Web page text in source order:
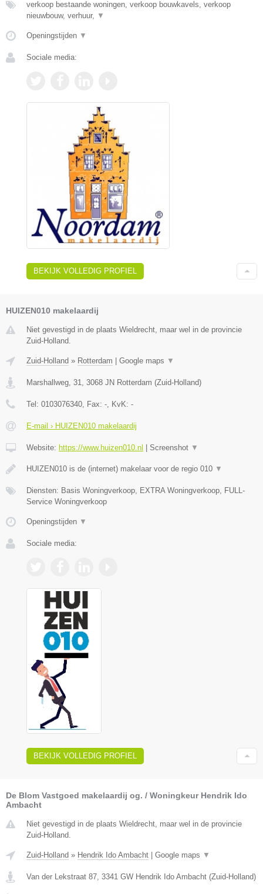
verkoop bestaande woningen, verkoop bouwkavels, verkoop
nieuwbouw, verhuur, ▼
Openingstijden ▼
Sociale media:
BEKIJK VOLLEDIG PROFIEL
HUIZEN010 makelaardij
Niet gevestigd in de plaats Wieldrecht, maar wel in de provincie
Zuid-Holland.
Zuid-Holland » Rotterdam Google maps ▼
Marshallweg, 31, 3068 JN Rotterdam (Zuid-Holland)
Tel: 0103076340, Fax: -, KvK: -
E-mail › HUIZEN010 makelaardij
Website: https://www.huizen010.nl Screenshot ▼
HUIZEN010 is de (internet) makelaar voor de regio 010 ▼
Diensten: Basis Woningverkoop, EXTRA Woningverkoop, FULL-
Service Woningverkoop
Openingstijden ▼
Sociale media:
BEKIJK VOLLEDIG PROFIEL
De Blom Vastgoed makelaardij og. / Woningkeur Hendrik Ido
Ambacht
Niet gevestigd in de plaats Wieldrecht, maar wel in de provincie
Zuid-Holland.
Zuid-Holland » Hendrik Ido Ambacht Google maps ▼
Van der Lekstraat 87, 3341 GW Hendrik Ido Ambacht (Zuid-Holland)